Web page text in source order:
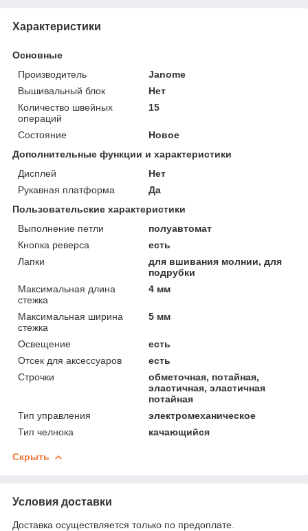
Характеристики
Основные
Производитель
Janome
Вышивальный блок
Нет
Количество швейных
операций
15
Состояние
Новое
Дополнительные функции и характеристики
Дисплей
Нет
Рукавная платформа
Да
Пользовательские характеристики
Выполнение петли
полуавтомат
Кнопка реверса
есть
Лапки
для вшивания молнии, для
подрубки
Максимальная длина
стежка
4 мм
Максимальная ширина
стежка
5 мм
Освещение
есть
Отсек для аксессуаров
есть
Строчки
обметочная, потайная,
эластичная, эластичная
потайная
Тип управления
электромеханическое
Тип челнока
качающийся
Скрыть
Условия доставки
Доставка осуществляется только по предоплате.